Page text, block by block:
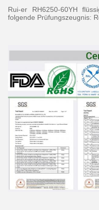
Rui-er RH6250-60YH
folgende Prüfungszeugnis: